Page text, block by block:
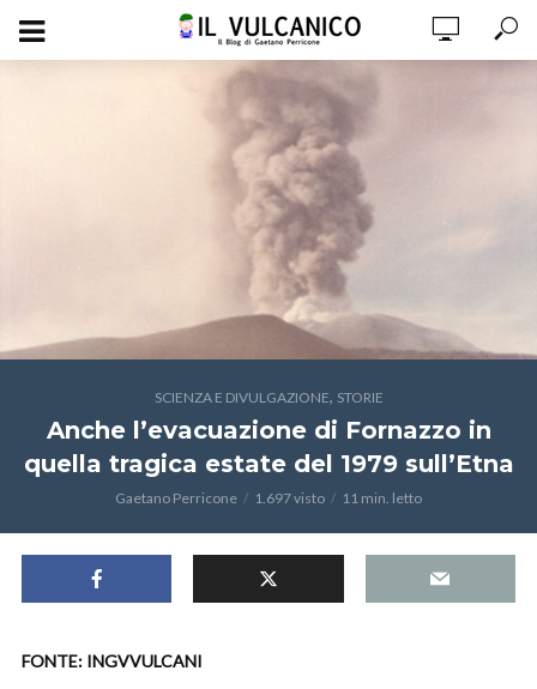
SCIENZA E DIVULGAZIONE, STORIE
Anche l’evacuazione di Fornazzo in
quella tragica estate del 1979 sull’Etna
Gaetano Perricone 1.697 visto 11 min. letto
FONTE: INGVVULCANI